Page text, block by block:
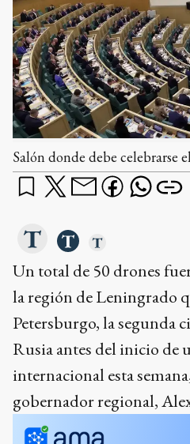
Salón donde debe celebrarse
Un total de 50 drones
la región de Leningrado
Petersburgo, la segunda
Rusia antes del inicio de
internacional esta
gobernador regional,